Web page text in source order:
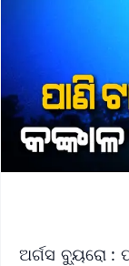
ଅର୍ଗସ ବ୍ୟୁରୋ :